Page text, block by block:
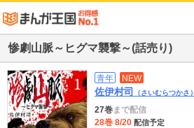
惨劇山脈～ヒグマ襲撃～(話売り)
青年 NEW
佐伊村司 （さいむらつかさ）
27巻まで配信
28巻 8/20 配信予定